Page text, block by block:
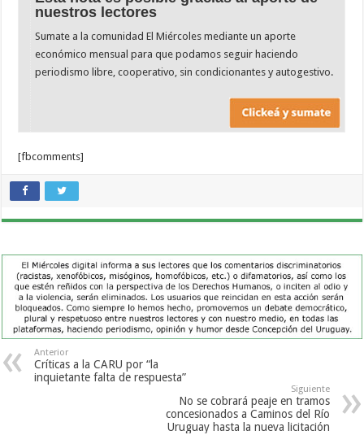
nuestros lectores
Sumate a la comunidad El Miércoles mediante un aporte
económico mensual para que podamos seguir haciendo
periodismo libre, cooperativo, sin condicionantes y autogestivo.
[fbcomments]
Anterior
Críticas a la CARU por “la
inquietante falta de respuesta”
Siguiente
No se cobrará peaje en tramos
concesionados a Caminos del Río
Uruguay hasta la nueva licitación